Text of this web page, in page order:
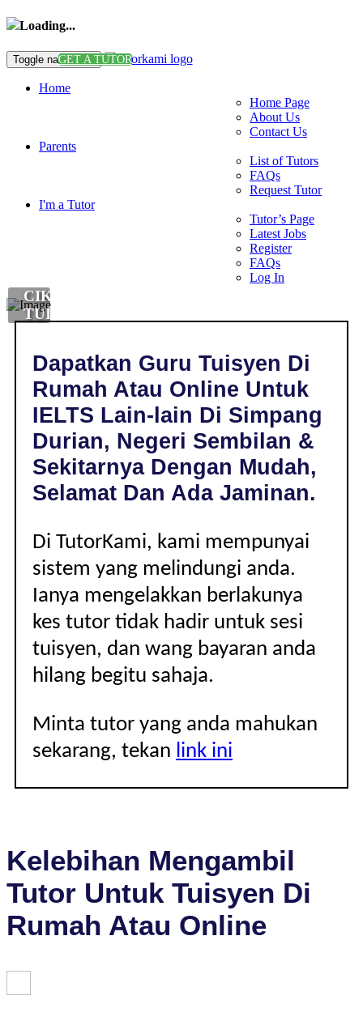
Loading...
Toggle navigationGET A TUTOR
Home
Home Page
About Us
Contact Us
Parents
List of Tutors
FAQs
Request Tutor
I'm a Tutor
Tutor’s Page
Latest Jobs
Register
FAQs
Log In
CIKGU
TUISYEN
SIMPANG
DURIAN,
SEMBILAN
LAIN-
LAIN
Dapatkan Guru Tuisyen Di
Rumah Atau Online Untuk
IELTS Lain-lain Di Simpang
Durian, Negeri Sembilan &
Sekitarnya Dengan Mudah,
Selamat Dan Ada Jaminan.
Di TutorKami, kami mempunyai
sistem yang melindungi anda.
Ianya mengelakkan berlakunya
kes tutor tidak hadir untuk sesi
tuisyen, dan wang bayaran anda
hilang begitu sahaja.
Minta tutor yang anda mahukan
sekarang, tekan link ini
Kelebihan Mengambil
Tutor Untuk Tuisyen Di
Rumah Atau Online